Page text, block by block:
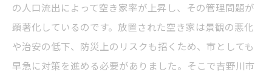
の人口流出によって空き家率が上昇し、その管理問題が
顕著化しているのです。放置された空き家は景観の悪化
や治安の低下、防災上のリスクも招くため、市としても
早急に対策を進める必要がありました。そこで吉野川市